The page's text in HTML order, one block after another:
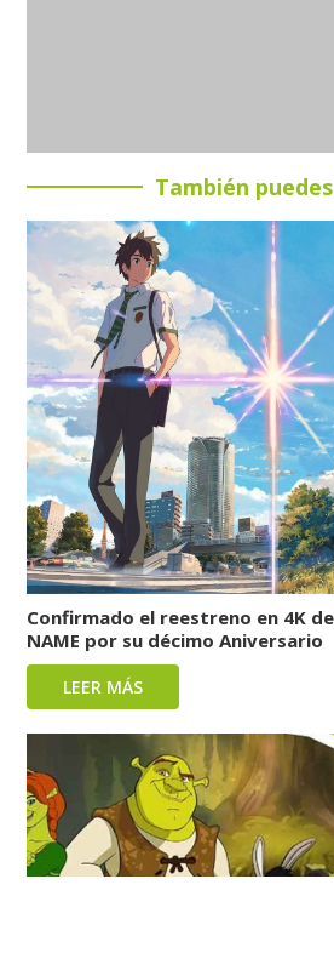
También
Confirmado el reestreno en 4K
NAME por su décimo Aniversario
LEER MÁS